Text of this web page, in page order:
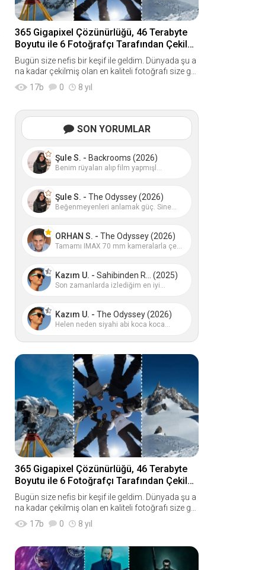
365 Gigapixel Çözünürlüğü, 46 Terabyte
Boyutu ile 6 Fotoğrafçı Tarafından Çekilen
Dünyanın En Kaliteli Fotoğrafı
Bugün size nefis bir keşif ile geldim. Dünyada şu a
na kadar çekilmiş olan en kaliteli fotoğrafı size gö
sterme niyetindeyim. Şimdi, fotoğrafımız şu;&nbs
17b 0 8 yıl
SON YORUMLAR
Şule S. - Backrooms (2026)
Benim rüyaları alıp film yapmışl...
Şule S. - The Odyssey (2026)
Beğenmeyenleri anlamak güç. Sine...
ORHAN S. - The Odyssey (2026)
Tamamı IMAX 70 mm kameralarla çe...
Kazım U. - Sahibinden R... (2025)
Son zamanlarda izlediğim en iyi...
Kazım U. - The Odyssey (2026)
Helen neden siyahi abi koca koca...
365 Gigapixel Çözünürlüğü, 46 Terabyte
Boyutu ile 6 Fotoğrafçı Tarafından Çekilen
Dünyanın En Kaliteli Fotoğrafı
Bugün size nefis bir keşif ile geldim. Dünyada şu a
na kadar çekilmiş olan en kaliteli fotoğrafı size gö
sterme niyetindeyim. Şimdi, fotoğrafımız şu;&nbs
17b 0 8 yıl